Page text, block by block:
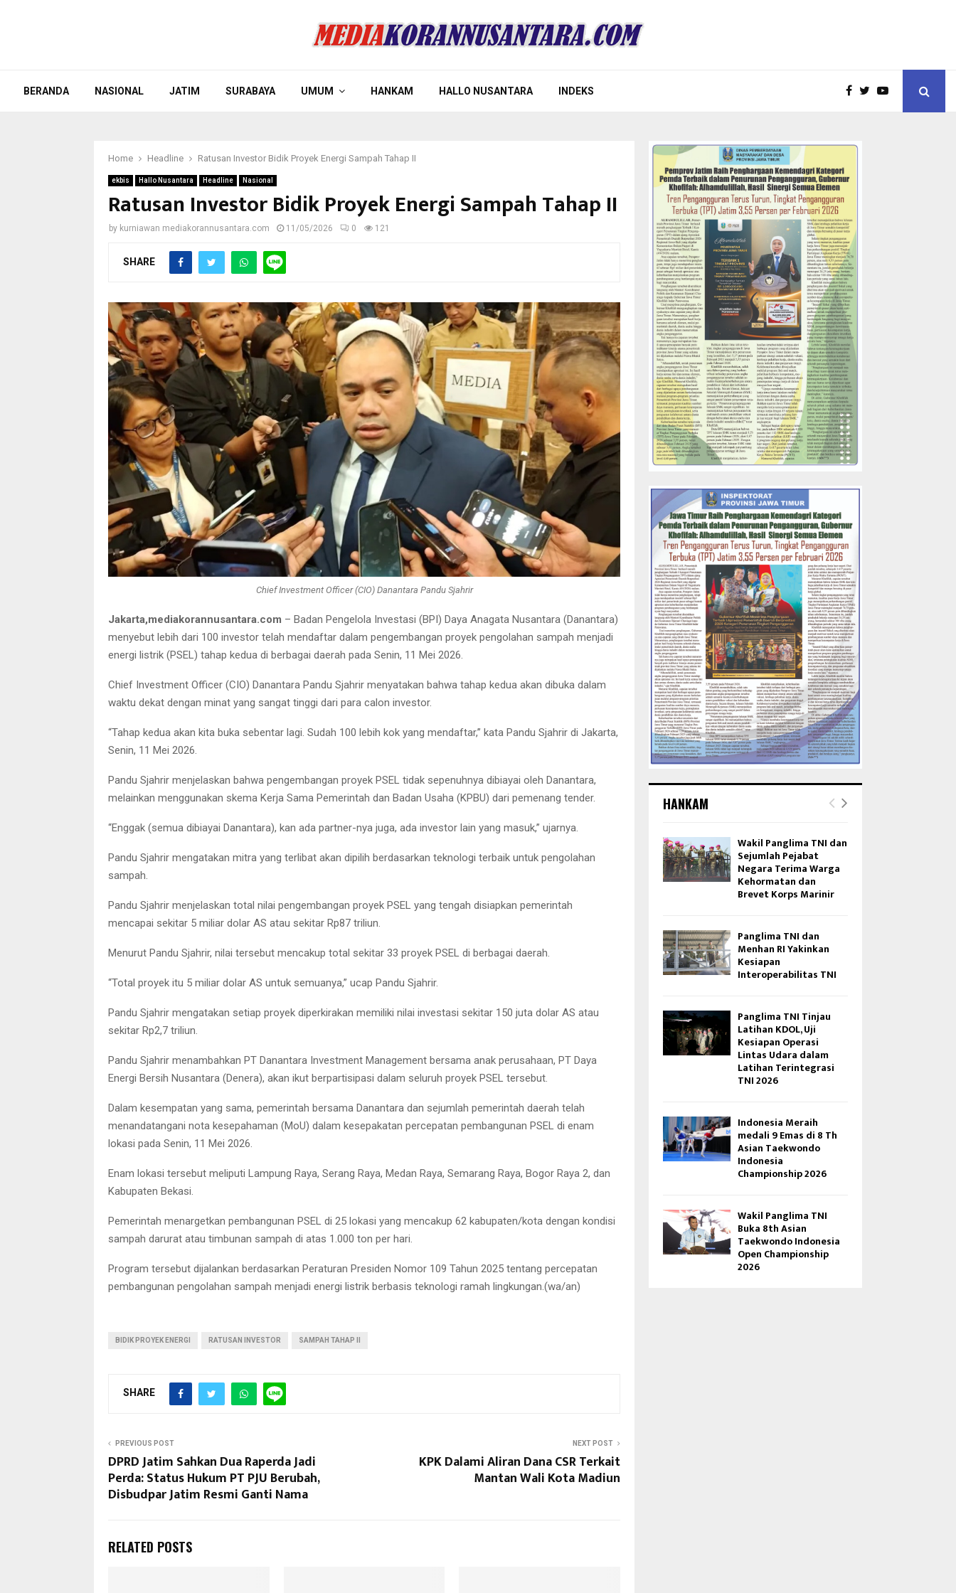
BERANDA NASIONAL JATIM SURABAYA UMUM HANKAM HALLO NUSANTARA INDEKS
Home Headline Ratusan Investor Bidik Proyek Energi Sampah Tahap II
ekbis Hallo Nusantara Headline Nasional
Ratusan Investor Bidik Proyek Energi Sampah Tahap II
by kurniawan mediakorannusantara.com 11/05/2026 0 121
SHARE
Chief Investment Officer (CIO) Danantara Pandu Sjahrir
Jakarta,mediakorannusantara.com – Badan Pengelola Investasi (BPI) Daya Anagata Nusantara (Danantara)
menyebut lebih dari 100 investor telah mendaftar dalam pengembangan proyek pengolahan sampah menjadi
energi listrik (PSEL) tahap kedua di berbagai daerah pada Senin, 11 Mei 2026.
Chief Investment Officer (CIO) Danantara Pandu Sjahrir menyatakan bahwa tahap kedua akan dibuka dalam
waktu dekat dengan minat yang sangat tinggi dari para calon investor.
“Tahap kedua akan kita buka sebentar lagi. Sudah 100 lebih kok yang mendaftar,” kata Pandu Sjahrir di Jakarta,
Senin, 11 Mei 2026.
Pandu Sjahrir menjelaskan bahwa pengembangan proyek PSEL tidak sepenuhnya dibiayai oleh Danantara,
melainkan menggunakan skema Kerja Sama Pemerintah dan Badan Usaha (KPBU) dari pemenang tender.
“Enggak (semua dibiayai Danantara), kan ada partner-nya juga, ada investor lain yang masuk,” ujarnya.
Pandu Sjahrir mengatakan mitra yang terlibat akan dipilih berdasarkan teknologi terbaik untuk pengolahan
sampah.
Pandu Sjahrir menjelaskan total nilai pengembangan proyek PSEL yang tengah disiapkan pemerintah
mencapai sekitar 5 miliar dolar AS atau sekitar Rp87 triliun.
Menurut Pandu Sjahrir, nilai tersebut mencakup total sekitar 33 proyek PSEL di berbagai daerah.
“Total proyek itu 5 miliar dolar AS untuk semuanya,” ucap Pandu Sjahrir.
Pandu Sjahrir mengatakan setiap proyek diperkirakan memiliki nilai investasi sekitar 150 juta dolar AS atau
sekitar Rp2,7 triliun.
Pandu Sjahrir menambahkan PT Danantara Investment Management bersama anak perusahaan, PT Daya
Energi Bersih Nusantara (Denera), akan ikut berpartisipasi dalam seluruh proyek PSEL tersebut.
Dalam kesempatan yang sama, pemerintah bersama Danantara dan sejumlah pemerintah daerah telah
menandatangani nota kesepahaman (MoU) dalam kesepakatan percepatan pembangunan PSEL di enam
lokasi pada Senin, 11 Mei 2026.
Enam lokasi tersebut meliputi Lampung Raya, Serang Raya, Medan Raya, Semarang Raya, Bogor Raya 2, dan
Kabupaten Bekasi.
Pemerintah menargetkan pembangunan PSEL di 25 lokasi yang mencakup 62 kabupaten/kota dengan kondisi
sampah darurat atau timbunan sampah di atas 1.000 ton per hari.
Program tersebut dijalankan berdasarkan Peraturan Presiden Nomor 109 Tahun 2025 tentang percepatan
pembangunan pengolahan sampah menjadi energi listrik berbasis teknologi ramah lingkungan.(wa/an)
BIDIK PROYEK ENERGI RATUSAN INVESTOR SAMPAH TAHAP II
SHARE
PREVIOUS POST
DPRD Jatim Sahkan Dua Raperda Jadi
Perda: Status Hukum PT PJU Berubah,
Disbudpar Jatim Resmi Ganti Nama
NEXT POST
KPK Dalami Aliran Dana CSR Terkait
Mantan Wali Kota Madiun
RELATED POSTS
HANKAM
Wakil Panglima TNI dan
Sejumlah Pejabat
Negara Terima Warga
Kehormatan dan
Brevet Korps Marinir
Panglima TNI dan
Menhan RI Yakinkan
Kesiapan
Interoperabilitas TNI
Panglima TNI Tinjau
Latihan KDOL, Uji
Kesiapan Operasi
Lintas Udara dalam
Latihan Terintegrasi
TNI 2026
Indonesia Meraih
medali 9 Emas di 8 Th
Asian Taekwondo
Indonesia
Championship 2026
Wakil Panglima TNI
Buka 8th Asian
Taekwondo Indonesia
Open Championship
2026